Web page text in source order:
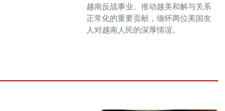
越南反战事业、推动越美和解与关系
正常化的重要贡献，缅怀两位美国友
人对越南人民的深厚情谊。